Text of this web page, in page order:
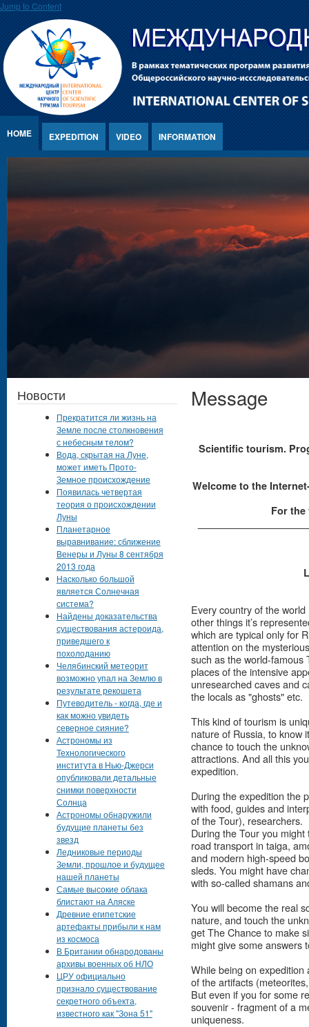
Jump to Content
HOME EXPEDITION VIDEO INFORMATION
Message
Scientific tourism.
Welcome to the
For
Every country of the
other things it’s
which are typical only for
attention on the
such as the world-famous
places of the intensive
unresearched caves and
the locals as "ghosts" etc.
This kind of tourism is
nature of Russia, to know
chance to touch the
attractions. And all this
expedition.
During the expedition the
with food, guides and
of the Tour), researchers.
During the Tour you
road transport in taiga,
and modern high-speed
sleds. You might have
with so-called shamans
You will become the real
nature, and touch the
get The Chance to make
might give some answers
While being on expedition
of the artifacts
But even if you for some
souvenir - fragment of a
uniqueness.
Новости
Прекратится ли жизнь на
Земле после столкновения
с небесным телом?
Вода, скрытая на Луне,
может иметь Прото-
Земное происхождение
Появилась четвертая
теория о происхождении
Луны
Планетарное
выравнивание: сближение
Венеры и Луны 8 сентября
2013 года
Насколько большой
является Солнечная
система?
Найдены доказательства
существования астероида,
приведшего к
похолоданию
Челябинский метеорит
возможно упал на Землю в
результате рекошета
Путеводитель - когда, где и
как можно увидеть
северное сияние?
Астрономы из
Технологического
института в Нью-Джерси
опубликовали детальные
снимки поверхности
Солнца
Астрономы обнаружили
будущие планеты без
звезд
Ледниковые периоды
Земли, прошлое и будущее
нашей планеты
Самые высокие облака
блистают на Аляске
Древние египетские
артефакты прибыли к нам
из космоса
В Британии обнародованы
архивы военных об НЛО
ЦРУ официально
признало существование
секретного объекта,
известного как "Зона 51"